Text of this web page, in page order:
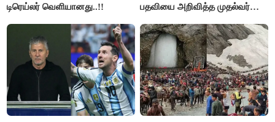
டிரெய்லர் வெளியானது..!!
பதவியை அறிவித்த முதல்வர்